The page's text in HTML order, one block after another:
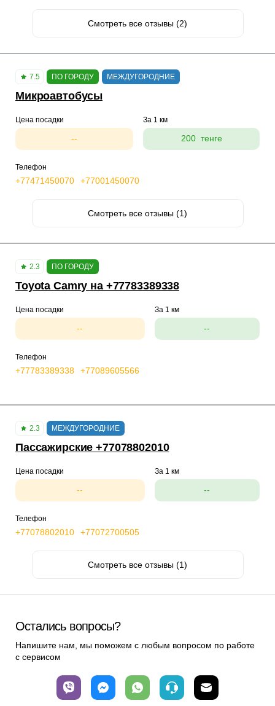
Смотреть все отзывы (2)
7.5 ПО ГОРОДУ МЕЖДУГОРОДНИЕ
Микроавтобусы
Цена посадки
--
За 1 км
200 тенге
Телефон
+77471450070 +77001450070
Смотреть все отзывы (1)
2.3 ПО ГОРОДУ
Toyota Camry на +77783389338
Цена посадки
--
За 1 км
--
Телефон
+77783389338 +77089605566
2.3 МЕЖДУГОРОДНИЕ
Пассажирские +77078802010
Цена посадки
--
За 1 км
--
Телефон
+77078802010 +77072700505
Смотреть все отзывы (1)
Остались вопросы?
Напишите нам, мы поможем с любым вопросом по работе
с сервисом